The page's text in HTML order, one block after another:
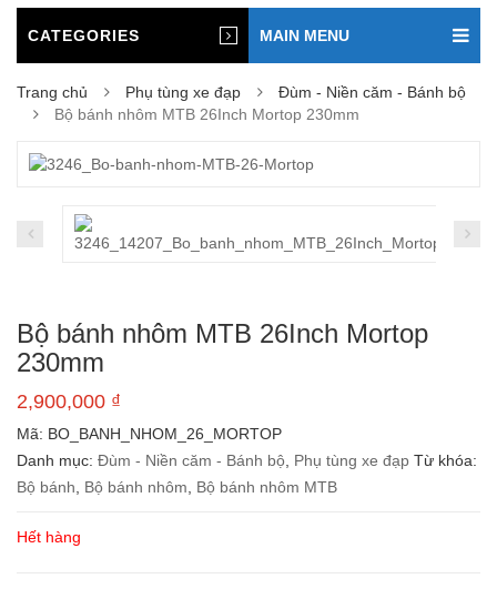
CATEGORIES MAIN MENU
Trang chủ Phụ tùng xe đạp
Đùm - Niền căm - Bánh bộ
Bộ bánh nhôm MTB 26Inch Mortop 230mm
Bộ bánh nhôm MTB 26Inch Mortop
230mm
2,900,000 ₫
Mã: BO_BANH_NHOM_26_MORTOP
Danh mục: Đùm - Niền căm - Bánh bộ Phụ tùng xe đạp Từ khóa:
Bộ bánh
Bộ bánh nhôm Bộ bánh nhôm MTB
Hết hàng